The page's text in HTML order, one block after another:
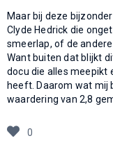
Maar bij deze
Clyde Hedrick die
smeerlap, of de
Want buiten dat blijkt
docu die alles meepikt
heeft. Daarom wat mij
waardering van 2,8
0